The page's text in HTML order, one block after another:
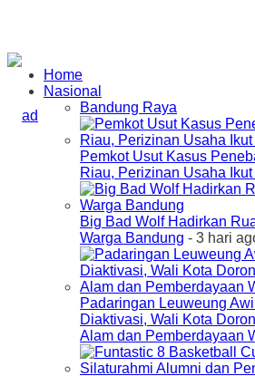
Home
Nasional
Bandung Raya
Pemkot Usut Kasus
Riau, Perizinan Usaha
Big Bad Wolf Hadirkan
Warga Bandung - 3 hari
Padaringan Leuweung
Diaktivasi, Wali Kota
Alam dan Pemberdayaan